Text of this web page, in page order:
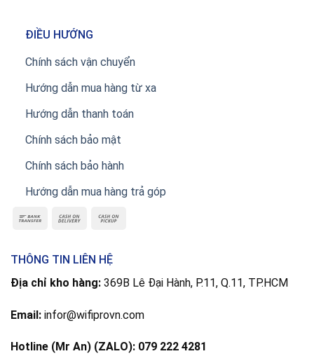
ĐIỀU HƯỚNG
Chính sách vận chuyển
Hướng dẫn mua hàng từ xa
Hướng dẫn thanh toán
Chính sách bảo mật
Chính sách bảo hành
Hướng dẫn mua hàng trả góp
THÔNG TIN LIÊN HỆ
Địa chỉ kho hàng: 369B Lê Đại Hành, P.11, Q.11, TP.HCM
Email: infor@wifiprovn.com
Hotline (Mr An) (ZALO): 079 222 4281